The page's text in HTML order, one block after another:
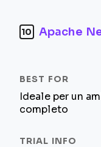
10 Apache
Ideale per un
completo